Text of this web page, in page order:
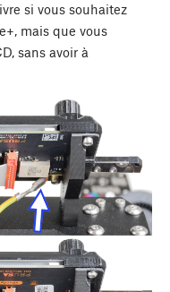
si vous souhaitez
mais que vous
sans avoir à